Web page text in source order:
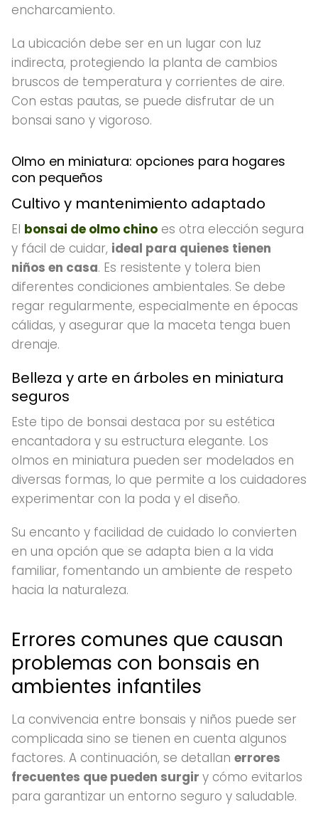
encharcamiento.
La ubicación debe ser en un lugar con luz
indirecta, protegiendo la planta de cambios
bruscos de temperatura y corrientes de aire.
Con estas pautas, se puede disfrutar de un
bonsai sano y vigoroso.
Olmo en miniatura: opciones para hogares
con pequeños
Cultivo y mantenimiento adaptado
El bonsai de olmo chino es otra elección segura
y fácil de cuidar, ideal para quienes tienen
niños en casa. Es resistente y tolera bien
diferentes condiciones ambientales. Se debe
regar regularmente, especialmente en épocas
cálidas, y asegurar que la maceta tenga buen
drenaje.
Belleza y arte en árboles en miniatura
seguros
Este tipo de bonsai destaca por su estética
encantadora y su estructura elegante. Los
olmos en miniatura pueden ser modelados en
diversas formas, lo que permite a los cuidadores
experimentar con la poda y el diseño.
Su encanto y facilidad de cuidado lo convierten
en una opción que se adapta bien a la vida
familiar, fomentando un ambiente de respeto
hacia la naturaleza.
Errores comunes que causan
problemas con bonsais en
ambientes infantiles
La convivencia entre bonsais y niños puede ser
complicada sino se tienen en cuenta algunos
factores. A continuación, se detallan errores
frecuentes que pueden surgir y cómo evitarlos
para garantizar un entorno seguro y saludable.